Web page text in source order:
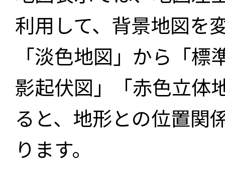
利用して、背景地図を
「淡色地図」から「
影起伏図」「赤色立体
ると、地形との位置関
ります。